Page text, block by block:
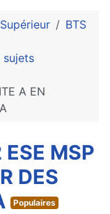
BTS
sujets
A EN
MSP
DES
Populaires